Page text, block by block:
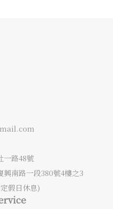
一路48號
興南路一段380號4樓之3
假日休息)